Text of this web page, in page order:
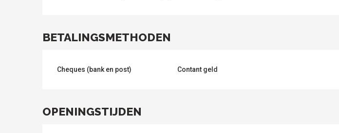
BETALINGSMETHODEN
Cheques (bank en post) Contant geld
OPENINGSTIJDEN